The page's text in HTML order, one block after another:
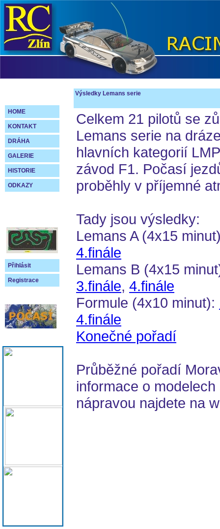
HOME
KONTAKT
DRÁHA
GALERIE
HISTORIE
ODKAZY
Přihlásit
Registrace
Výsledky Lemans serie
Celkem 21 pilotů se
Lemans serie na
hlavních kategorií
závod F1. Počasí
proběhly v příjemné
Tady jsou výsledky:
Lemans A (4x15
4.finále
Lemans B (4x15
3.finále, 4.finále
Formule (4x10 minut):
4.finále
Konečné pořadí
Průběžné pořadí
informace o
nápravou najdete na